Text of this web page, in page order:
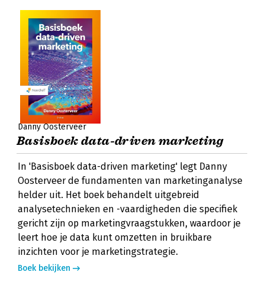
Danny Oosterveer
Basisboek data-driven marketing
In 'Basisboek data-driven marketing' legt Danny
Oosterveer de fundamenten van marketinganalyse
helder uit. Het boek behandelt uitgebreid
analysetechnieken en -vaardigheden die specifiek
gericht zijn op marketingvraagstukken, waardoor je
leert hoe je data kunt omzetten in bruikbare
inzichten voor je marketingstrategie.
Boek bekijken